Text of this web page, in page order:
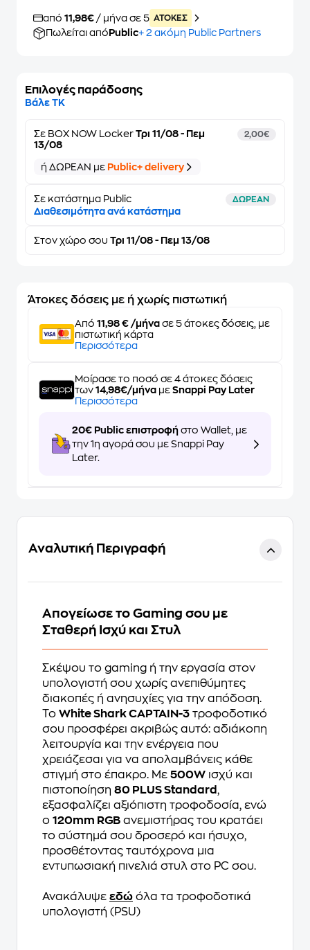
από 11,98€ / μήνα σε 5 ATOKEΣ
Πωλείται από Public+ 2 ακόμη Public Partners
Επιλογές παράδοσης
Βάλε ΤΚ
Σε BOX NOW Locker Τρι 11/08 - Πεμ
13/08
2,00€
ή ΔΩΡΕΑΝ με Public+ delivery
Σε κατάστημα Public ΔΩΡΕΑΝ
Διαθεσιμότητα ανά κατάστημα
Στον χώρο σου Τρι 11/08 - Πεμ 13/08
Άτοκες δόσεις με ή χωρίς πιστωτική
Από 11,98 € /μήνα σε 5 άτοκες δόσεις, με
πιστωτική κάρτα
Περισσότερα
Μοίρασε το ποσό σε 4 άτοκες δόσεις
των 14,98€/μήνα με Snappi Pay Later
Περισσότερα
20€ Public επιστροφή στο Wallet, με
την 1η αγορά σου με Snappi Pay
Later.
Αναλυτική Περιγραφή
Απογείωσε το Gaming σου με
Σταθερή Ισχύ και Στυλ
Σκέψου το gaming ή την εργασία στον
υπολογιστή σου χωρίς ανεπιθύμητες
διακοπές ή ανησυχίες για την απόδοση.
Το White Shark CAPTAIN-3 τροφοδοτικό
σου προσφέρει ακριβώς αυτό: αδιάκοπη
λειτουργία και την ενέργεια που
χρειάζεσαι για να απολαμβάνεις κάθε
στιγμή στο έπακρο. Με 500W ισχύ και
πιστοποίηση 80 PLUS Standard ,
εξασφαλίζει αξιόπιστη τροφοδοσία, ενώ
ο 120mm RGB ανεμιστήρας του κρατάει
το σύστημά σου δροσερό και ήσυχο,
προσθέτοντας ταυτόχρονα μια
εντυπωσιακή πινελιά στυλ στο PC σου.
Ανακάλυψε εδώ όλα τα τροφοδοτικά
υπολογιστή (PSU)